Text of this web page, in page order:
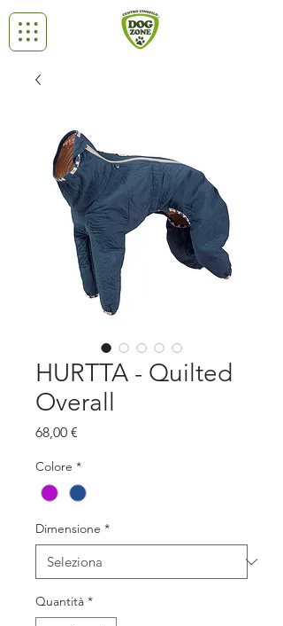
HURTTA - Quilted
Overall
68,00 €
Colore *
Dimensione *
Quantità *